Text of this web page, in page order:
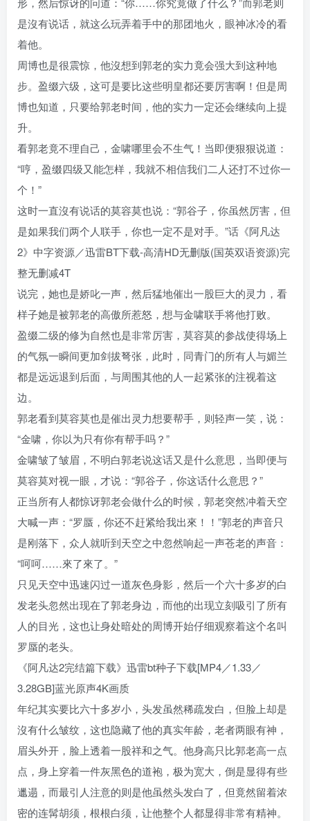
是沒有说话，就这么玩弄着手中的那团地火，眼神冰冷的看
着他。
周博也是很震惊，他沒想到郭老的实力竟会强大到这种地
步。盈缀六级，这可是要比这些明皇都还要厉害啊！但是周
博也知道，只要给郭老时间，他的实力一定还会继续向上提
升。
看郭老竟不理自己，金啸哪里会不生气！当即便狠狠说道：
“哼，盈缀四级又能怎样，我就不相信我们二人还打不过你一
个！”
这时一直沒有说话的莫容莫也说：“郭谷子，你虽然厉害，但
是如果我们两个人联手，你也一定不是对手。”话《阿凡达
2》中字资源／迅雷BT下载-高清HD无删版(国英双语资源)完
整无删减4T
说完，她也是娇叱一声，然后猛地催出一股巨大的灵力，看
样子她是被郭老的高傲所惹怒，想与金啸联手将他打败。
盈缀二级的修为自然也是非常厉害，莫容莫的参战使得场上
的气氛一瞬间更加剑拔弩张，此时，同青门的所有人与媚兰
都是远远退到后面，与周围其他的人一起紧张的注视着这
边。
郭老看到莫容莫也是催出灵力想要帮手，则轻声一笑，说：
“金啸，你以为只有你有帮手吗？”
金啸皱了皱眉，不明白郭老说这话又是什么意思，当即便与
莫容莫对视一眼，才说：“郭谷子，你这话什么意思？”
正当所有人都惊讶郭老会做什么的时候，郭老突然冲着天空
大喊一声：“罗蜃，你还不赶紧给我出來！！”郭老的声音只
是刚落下，众人就听到天空之中忽然响起一声苍老的声音：
“呵呵……來了來了。”
只见天空中迅速闪过一道灰色身影，然后一个六十多岁的白
发老头忽然出现在了郭老身边，而他的出现立刻吸引了所有
人的目光，这也让身处暗处的周博开始仔细观察着这个名叫
罗蜃的老头。
《阿凡达2完结篇下载》迅雷bt种子下载[MP4／1.33／
3.28GB]蓝光原声4K画质
年纪其实要比六十多岁小，头发虽然稀疏发白，但脸上却是
沒有什么皱纹，这也隐藏了他的真实年龄，老者两眼有神，
眉头外开，脸上透着一股祥和之气。他身高只比郭老高一点
点，身上穿着一件灰黑色的道袍，极为宽大，倒是显得有些
邋遢，而最引人注意的则是他虽然头发白了，但竟然留着浓
密的连髯胡须，根根白须，让他整个人都显得非常有精神。